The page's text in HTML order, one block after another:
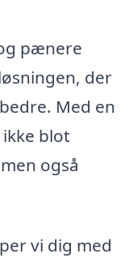
pænere
der
Med en
blot
også
vi dig med